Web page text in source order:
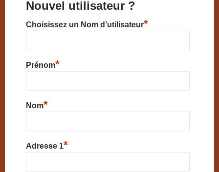
Nouvel utilisateur ?
Choisissez un Nom d’utilisateur*
Prénom*
Nom*
Adresse 1*